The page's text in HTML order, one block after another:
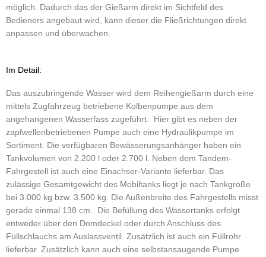
möglich. Dadurch das der Gießarm direkt im Sichtfeld des
Bedieners angebaut wird, kann dieser die Fließrichtungen direkt
anpassen und überwachen.
Im Detail:
Das auszubringende Wasser wird dem Reihengießarm durch eine
mittels Zugfahrzeug betriebene Kolbenpumpe aus dem
angehangenen Wasserfass zugeführt.
Hier gibt es neben der
zapfwellenbetriebenen Pumpe auch eine Hydraulikpumpe im
Sortiment. Die verfügbaren Bewässerungsanhänger haben ein
Tankvolumen von 2.200 l oder 2.700 l. Neben dem Tandem-
Fahrgestell ist auch eine Einachser-Variante lieferbar. Das
zulässige Gesamtgewicht des Mobiltanks liegt je nach Tankgröße
bei 3.000 kg bzw. 3.500 kg. Die Außenbreite des Fahrgestells misst
gerade einmal 138 cm.
Die Befüllung des Wassertanks erfolgt
entweder über den Domdeckel oder durch Anschluss des
Füllschlauchs am Auslassventil. Zusätzlich ist auch ein Füllrohr
lieferbar. Zusätzlich kann auch eine selbstansaugende Pumpe